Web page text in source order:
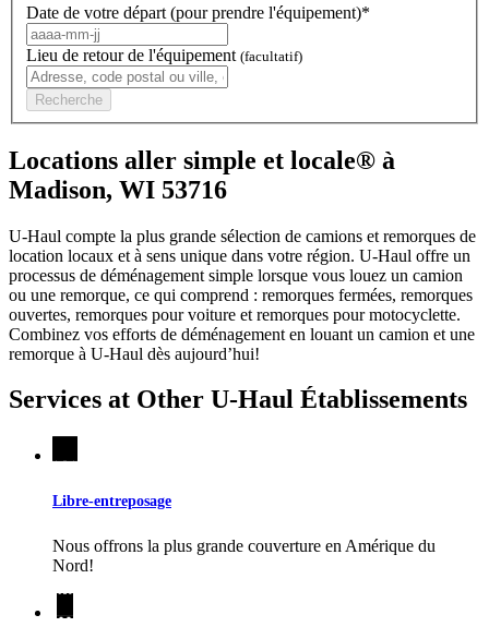
Date de votre départ (pour prendre l'équipement)*
Lieu de retour de l'équipement (facultatif)
Recherche
Locations aller simple et locale® à
Madison, WI 53716
U-Haul compte la plus grande sélection de camions et remorques de
location locaux et à sens unique dans votre région. U-Haul offre un
processus de déménagement simple lorsque vous louez un camion
ou une remorque, ce qui comprend : remorques fermées, remorques
ouvertes, remorques pour voiture et remorques pour motocyclette.
Combinez vos efforts de déménagement en louant un camion et une
remorque à U-Haul dès aujourd’hui!
Services at Other U-Haul Établissements
Libre-entreposage
Nous offrons la plus grande couverture en Amérique du
Nord!